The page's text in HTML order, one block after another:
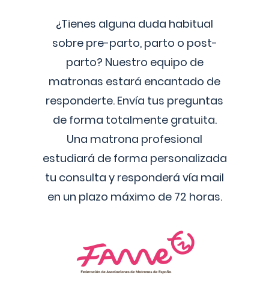
¿Tienes alguna duda habitual
sobre pre-parto, parto o post-
parto? Nuestro equipo de
matronas estará encantado de
responderte. Envía tus preguntas
de forma totalmente gratuita.
Una matrona profesional
estudiará de forma personalizada
tu consulta y responderá vía mail
en un plazo máximo de 72 horas.